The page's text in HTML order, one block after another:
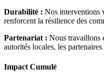
Durabilité : Nos interventions
renforcent la résilience des
Partenariat : Nous travaillons
autorités locales, les
Impact Cumulé